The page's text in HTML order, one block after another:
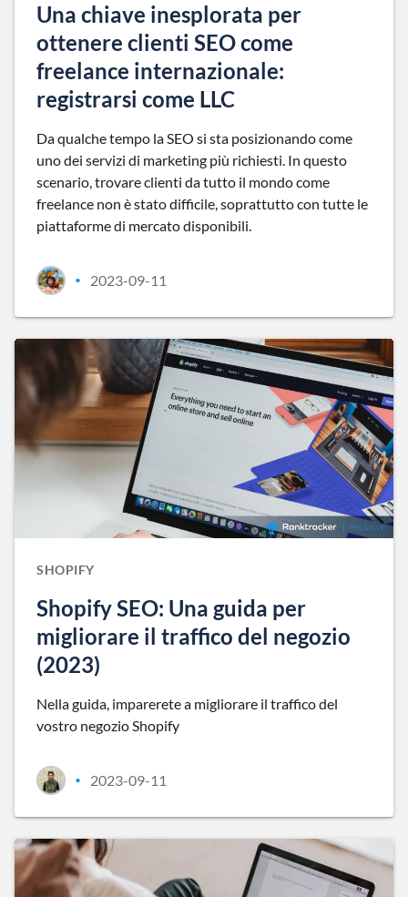
Una chiave inesplorata per
ottenere clienti SEO come
freelance internazionale:
registrarsi come LLC
Da qualche tempo la SEO si sta posizionando come
uno dei servizi di marketing più richiesti. In questo
scenario, trovare clienti da tutto il mondo come
freelance non è stato difficile, soprattutto con tutte le
piattaforme di mercato disponibili.
• 2023-09-11
SHOPIFY
Shopify SEO: Una guida per
migliorare il traffico del negozio
(2023)
Nella guida, imparerete a migliorare il traffico del
vostro negozio Shopify
• 2023-09-11